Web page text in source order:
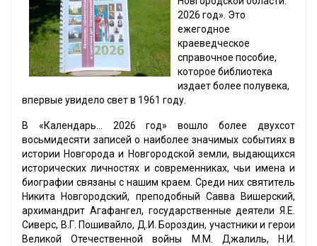
2026 год». Это
ежегодное
краеведческое
справочное пособие,
которое библиотека
издает более полувека,
впервые увидело свет в 1961 году.
В «Календарь… 2026 год» вошло более двухсот
восьмидесяти записей о наиболее значимых событиях в
истории Новгорода и Новгородской земли, выдающихся
исторических личностях и современниках, чьи имена и
биографии связаны с нашим краем. Среди них святитель
Никита Новгородский, преподобный Савва Вишерский,
архимандрит Агафангел, государственные деятели Я.Е.
Сиверс, В.Г. Пошивайло, Д.И. Бороздин, участники и герои
Великой Отечественной войны М.М. Джалиль, Н.И.